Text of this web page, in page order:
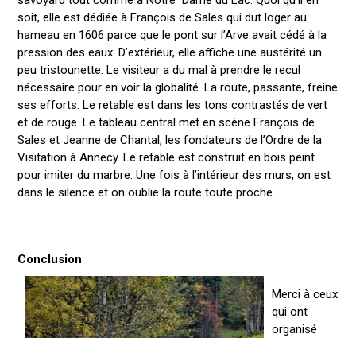
soit, elle est dédiée à François de Sales qui dut loger au
hameau en 1606 parce que le pont sur l’Arve avait cédé à la
pression des eaux. D’extérieur, elle affiche une austérité un
peu tristounette. Le visiteur a du mal à prendre le recul
nécessaire pour en voir la globalité. La route, passante, freine
ses efforts. Le retable est dans les tons contrastés de vert
et de rouge. Le tableau central met en scène François de
Sales et Jeanne de Chantal, les fondateurs de l’Ordre de la
Visitation à Annecy. Le retable est construit en bois peint
pour imiter du marbre. Une fois à l’intérieur des murs, on est
dans le silence et on oublie la route toute proche.
Conclusion
Merci à ceux
qui ont
organisé